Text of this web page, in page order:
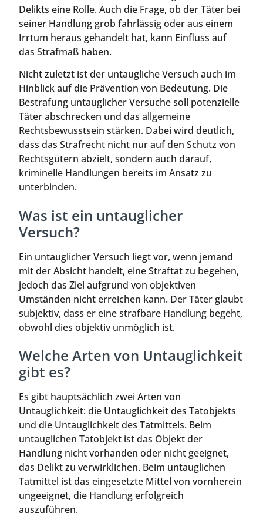
Delikts eine Rolle. Auch die Frage, ob der Täter bei
seiner Handlung grob fahrlässig oder aus einem
Irrtum heraus gehandelt hat, kann Einfluss auf
das Strafmaß haben.
Nicht zuletzt ist der untaugliche Versuch auch im
Hinblick auf die Prävention von Bedeutung. Die
Bestrafung untauglicher Versuche soll potenzielle
Täter abschrecken und das allgemeine
Rechtsbewusstsein stärken. Dabei wird deutlich,
dass das Strafrecht nicht nur auf den Schutz von
Rechtsgütern abzielt, sondern auch darauf,
kriminelle Handlungen bereits im Ansatz zu
unterbinden.
Was ist ein untauglicher
Versuch?
Ein untauglicher Versuch liegt vor, wenn jemand
mit der Absicht handelt, eine Straftat zu begehen,
jedoch das Ziel aufgrund von objektiven
Umständen nicht erreichen kann. Der Täter glaubt
subjektiv, dass er eine strafbare Handlung begeht,
obwohl dies objektiv unmöglich ist.
Welche Arten von Untauglichkeit
gibt es?
Es gibt hauptsächlich zwei Arten von
Untauglichkeit: die Untauglichkeit des Tatobjekts
und die Untauglichkeit des Tatmittels. Beim
untauglichen Tatobjekt ist das Objekt der
Handlung nicht vorhanden oder nicht geeignet,
das Delikt zu verwirklichen. Beim untauglichen
Tatmittel ist das eingesetzte Mittel von vornherein
ungeeignet, die Handlung erfolgreich
auszuführen.